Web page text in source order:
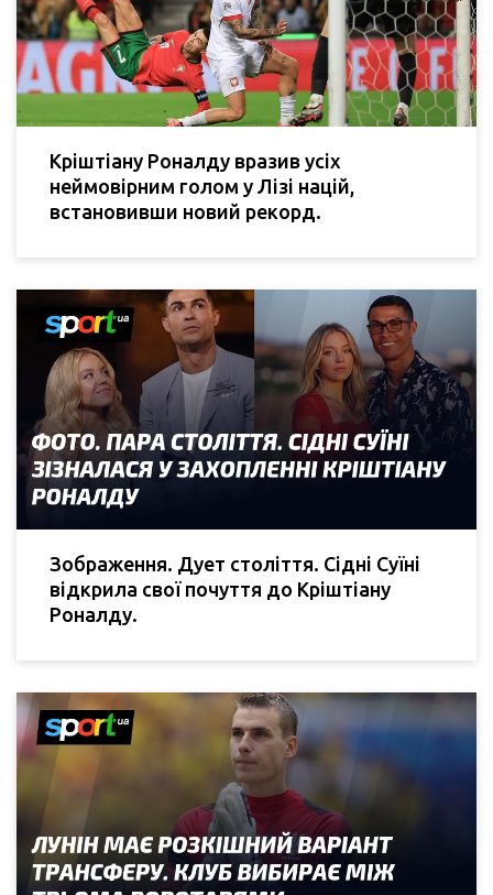
Кріштіану Роналду вразив усіх
неймовірним голом у Лізі націй,
встановивши новий рекорд.
Зображення. Дует століття. Сідні Суїні
відкрила свої почуття до Кріштіану
Роналду.